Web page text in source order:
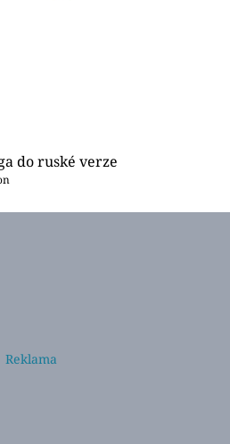
do ruské verze